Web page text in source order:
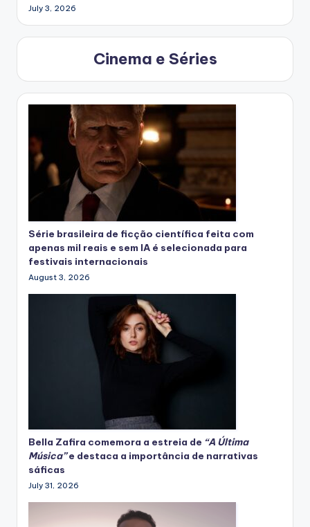
July 3, 2026
Cinema e Séries
Série brasileira de ficção científica feita com
apenas mil reais e sem IA é selecionada para
festivais internacionais
August 3, 2026
Bella Zafira comemora a estreia de “A Última
Música”e destaca a importância de narrativas
sáficas
July 31, 2026